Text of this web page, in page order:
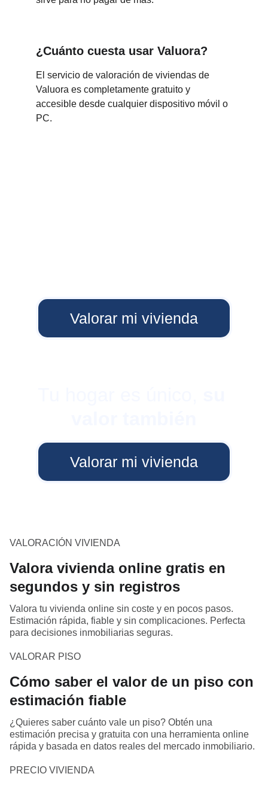
¿Cuánto cuesta usar Valuora?
El servicio de valoración de viviendas de
Valuora es completamente gratuito y
accesible desde cualquier dispositivo móvil o
PC.
Valorar mi vivienda
Valorar mi vivienda
VALORACIÓN VIVIENDA
Valora vivienda online gratis en
segundos y sin registros
Valora tu vivienda online sin coste y en pocos pasos.
Estimación rápida, fiable y sin complicaciones. Perfecta
para decisiones inmobiliarias seguras.
VALORAR PISO
Cómo saber el valor de un piso con
estimación fiable
¿Quieres saber cuánto vale un piso? Obtén una
estimación precisa y gratuita con una herramienta online
rápida y basada en datos reales del mercado inmobiliario.
PRECIO VIVIENDA